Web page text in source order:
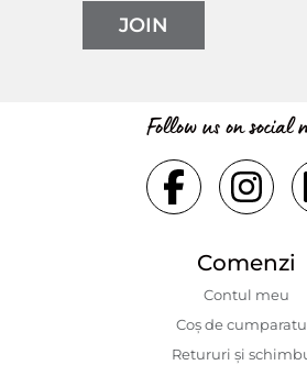
JOIN
Follow us on social
Comenzi
Contul meu
Coș de
Retururi și